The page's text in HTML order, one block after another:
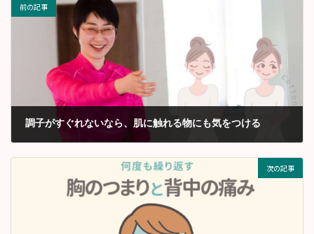
前の記事
調子がすぐれないなら、肌に触れる物にも気をつける
2024年1月
次の記事